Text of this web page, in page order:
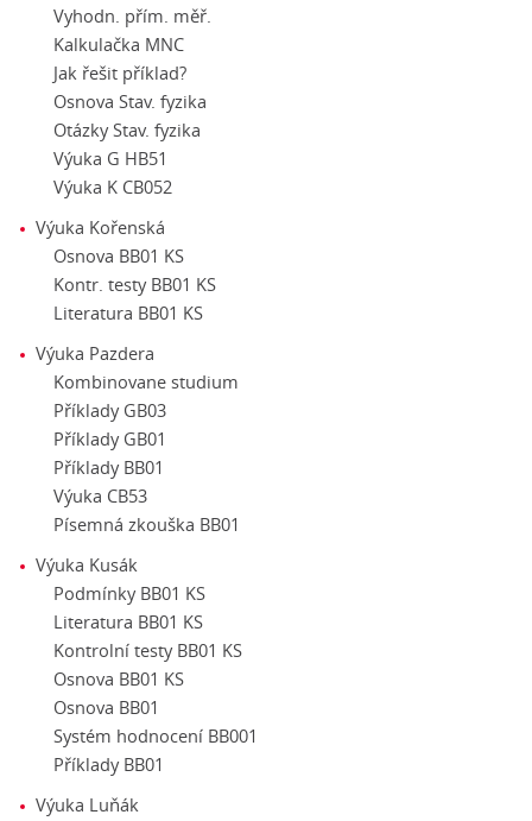
Vyhodn. přím. měř.
Kalkulačka MNC
Jak řešit příklad?
Osnova Stav. fyzika
Otázky Stav. fyzika
Výuka G HB51
Výuka K CB052
Výuka Kořenská
Osnova BB01 KS
Kontr. testy BB01 KS
Literatura BB01 KS
Výuka Pazdera
Kombinovane studium
Příklady GB03
Příklady GB01
Příklady BB01
Výuka CB53
Písemná zkouška BB01
Výuka Kusák
Podmínky BB01 KS
Literatura BB01 KS
Kontrolní testy BB01 KS
Osnova BB01 KS
Osnova BB01
Systém hodnocení BB001
Příklady BB01
Výuka Luňák